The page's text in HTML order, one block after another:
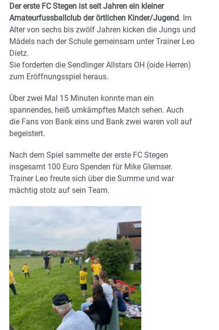
Der erste FC Stegen ist seit Jahren ein kleiner
Amateurfussballclub der örtlichen Kinder/Jugend. Im
Alter von sechs bis zwölf Jahren kicken die Jungs und
Mädels nach der Schule gemeinsam unter Trainer Leo
Dietz.
Sie forderten die Sendlinger Allstars OH (oide Herren)
zum Eröffnungsspiel heraus.
Über zwei Mal 15 Minuten konnte man ein
spannendes, heiß umkämpftes Match sehen. Auch
die Fans von Bank eins und Bank zwei waren voll auf
begeistert.
Nach dem Spiel sammelte der erste FC Stegen
insgesamt 100 Euro Spenden für Mike Glemser.
Trainer Leo freute sich über die Summe und war
mächtig stolz auf sein Team.